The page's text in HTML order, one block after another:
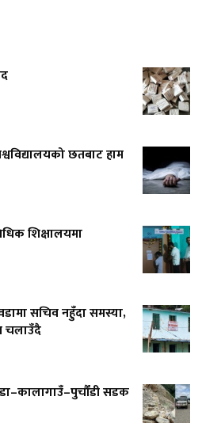
छतबाट हाम
शिक्षालयमा
सचिव नहुँदा समस्या,
चलाउँदै
सडक